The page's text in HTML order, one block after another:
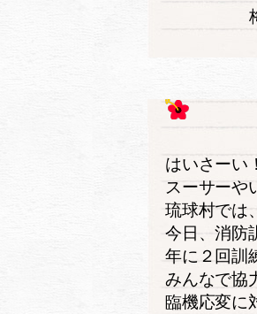
はいさーい
スーサーや
琉球村では
今日、消防
年に２回訓
みんなで協
臨機応変に